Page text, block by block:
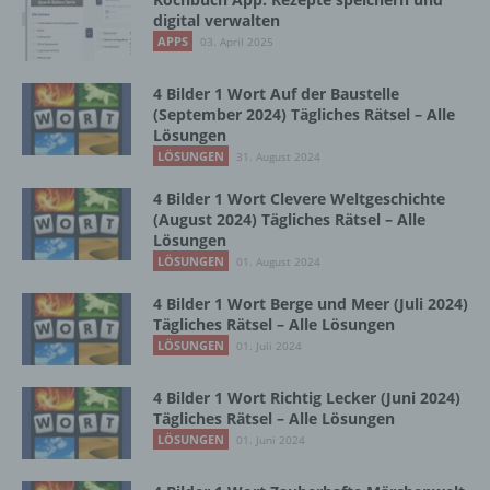
digital verwalten
APPS 03. April 2025
4 Bilder 1 Wort Auf der Baustelle
(September 2024) Tägliches Rätsel – Alle
Lösungen
LÖSUNGEN 31. August 2024
4 Bilder 1 Wort Clevere Weltgeschichte
(August 2024) Tägliches Rätsel – Alle
Lösungen
LÖSUNGEN 01. August 2024
4 Bilder 1 Wort Berge und Meer (Juli 2024)
Tägliches Rätsel – Alle Lösungen
LÖSUNGEN 01. Juli 2024
4 Bilder 1 Wort Richtig Lecker (Juni 2024)
Tägliches Rätsel – Alle Lösungen
LÖSUNGEN 01. Juni 2024
Vorgang oder jede solche Vorgangsreihe im
Zusammenhang mit personenbezogenen
Daten wie das Erheben, das Erfassen, die
die Anpassung oder Veränderung, das
Auslesen, das Abfragen, die Verwendung,
die Offenlegung durch Übermittlung,
Verbreitung oder eine andere Form der
Bereitstellung, den Abgleich oder die
Verknüpfung, die Einschränkung, das
Löschen oder die Vernichtung.
d) Einschränkung der Verarbeitung
Einschränkung der Verarbeitung ist die
personenbezogener Daten mit dem Ziel, ihre
künftige Verarbeitung einzuschränken.